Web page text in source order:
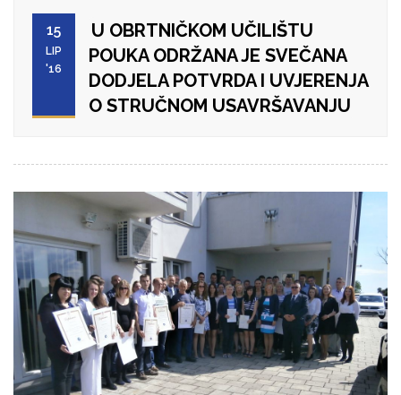
15
LIP
'16
U OBRTNIČKOM UČILIŠTU
POUKA ODRŽANA JE SVEČANA
DODJELA POTVRDA I UVJERENJA
O STRUČNOM USAVRŠAVANJU